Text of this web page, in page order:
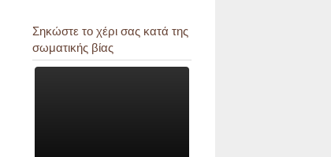
Σηκώστε το χέρι σας κατά της
σωματικής βίας